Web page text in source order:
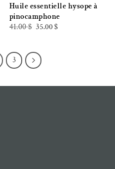
Huile essentielle hysope à
pinocamphone
41.00$ Le
prix
41.00 $.
35.00$Le
3